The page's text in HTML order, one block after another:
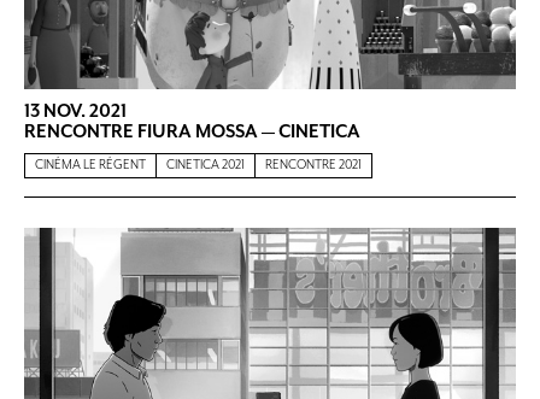
13 NOV. 2021
RENCONTRE FIURA MOSSA — CINETICA
CINÉMA LE RÉGENT CINETICA 2021 RENCONTRE 2021